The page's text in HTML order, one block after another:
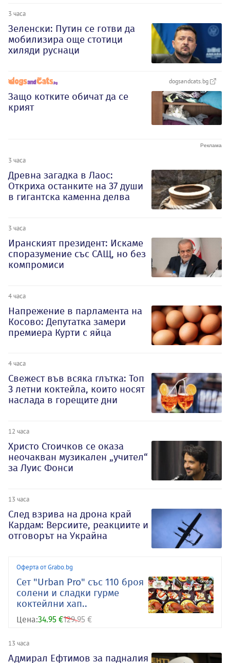
3 часа
Зеленски: Путин се готви да
мобилизира още стотици
хиляди руснаци
dogsandcats.bg
Защо котките обичат да се
крият
3 часа
Древна загадка в Лаос:
Откриха останките на 37 души
в гигантска каменна делва
3 часа
Иранският президент: Искаме
споразумение със САЩ, но без
компромиси
4 часа
Напрежение в парламента на
Косово: Депутатка замери
премиера Курти с яйца
4 часа
Свежест във всяка глътка: Топ
3 летни коктейла, които носят
наслада в горещите дни
12 часа
Христо Стоичков се оказа
неочакван музикален „учител“
за Луис Фонси
13 часа
След взрива на дрона край
Кардам: Версиите, реакциите и
отговорът на Украйна
Оферта от Grabo.bg
Сет "Urban Pro" със 110 броя
солени и сладки гурме
коктейлни хап..
Цена:34.95 €129.95 €
13 часа
Адмирал Ефтимов за падналия